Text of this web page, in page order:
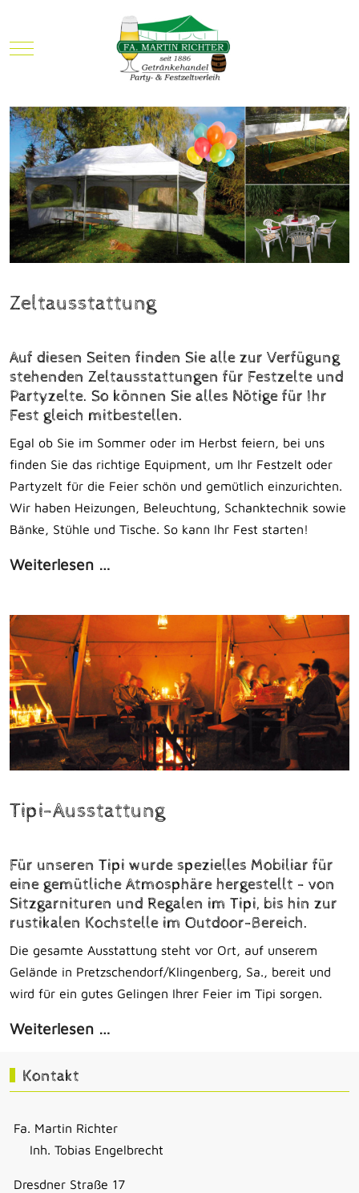
Mobile Menu Toggle
Zeltausstattung
Auf diesen Seiten finden Sie alle zur Verfügung
stehenden Zeltausstattungen für Festzelte und
Partyzelte. So können Sie alles Nötige für Ihr
Fest gleich mitbestellen.
Egal ob Sie im Sommer oder im Herbst feiern, bei uns
finden Sie das richtige Equipment, um Ihr Festzelt oder
Partyzelt für die Feier schön und gemütlich einzurichten.
Wir haben Heizungen, Beleuchtung, Schanktechnik sowie
Bänke, Stühle und Tische. So kann Ihr Fest starten!
Weiterlesen …
Tipi-Ausstattung
Für unseren Tipi wurde spezielles Mobiliar für
eine gemütliche Atmosphäre hergestellt - von
Sitzgarnituren und Regalen im Tipi, bis hin zur
rustikalen Kochstelle im Outdoor-Bereich.
Die gesamte Ausstattung steht vor Ort, auf unserem
Gelände in Pretzschendorf/Klingenberg, Sa., bereit und
wird für ein gutes Gelingen Ihrer Feier im Tipi sorgen.
Weiterlesen …
Kontakt
Fa. Martin Richter
Inh. Tobias Engelbrecht
Dresdner Straße 17